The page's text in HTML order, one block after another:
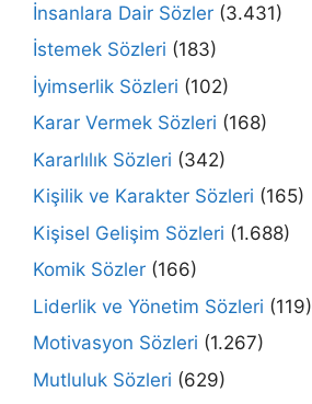
İnsanlara Dair Sözler (3.431)
İstemek Sözleri (183)
İyimserlik Sözleri (102)
Karar Vermek Sözleri (168)
Kararlılık Sözleri (342)
Kişilik ve Karakter Sözleri (165)
Kişisel Gelişim Sözleri (1.688)
Komik Sözler (166)
Liderlik ve Yönetim Sözleri (119)
Motivasyon Sözleri (1.267)
Mutluluk Sözleri (629)